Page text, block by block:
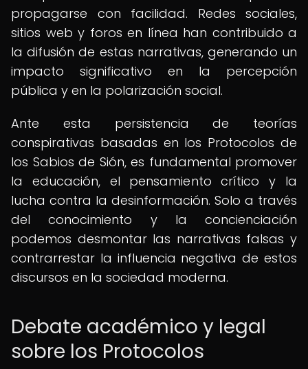
propagarse con facilidad. Redes sociales,
sitios web y foros en línea han contribuido a
la difusión de estas narrativas, generando un
impacto significativo en la percepción
pública y en la polarización social.
Ante esta persistencia de teorías
conspirativas basadas en los Protocolos de
los Sabios de Sión, es fundamental promover
la educación, el pensamiento crítico y la
lucha contra la desinformación. Solo a través
del conocimiento y la concienciación
podemos desmontar las narrativas falsas y
contrarrestar la influencia negativa de estos
discursos en la sociedad moderna.
Debate académico y legal
sobre los Protocolos